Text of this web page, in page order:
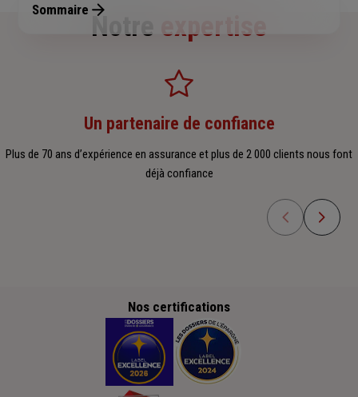
Sommaire
Notre expertise
Un partenaire de confiance
Plus de 70 ans d’expérience en assurance et plus de 2 000 clients nous font
déjà confiance
Nos certifications